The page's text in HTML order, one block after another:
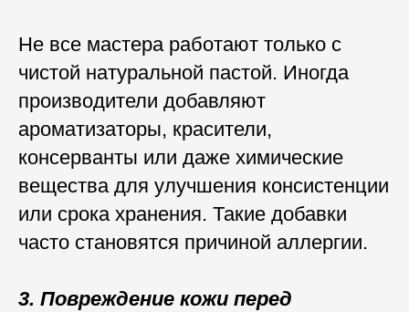
Не все мастера работают только с
чистой натуральной пастой. Иногда
производители добавляют
ароматизаторы, красители,
консерванты или даже химические
вещества для улучшения консистенции
или срока хранения. Такие добавки
часто становятся причиной аллергии.
3. Повреждение кожи перед